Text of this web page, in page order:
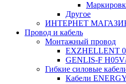
Другое
ИНТЕРНЕТ
Провод и кабель
Монтажный провод
EXZHELLENT
GENLIS-F
Гибкие силовые
Кабели